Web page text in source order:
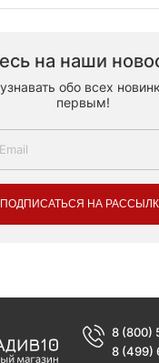
на наши
обо всех
первым!
ПОДПИСАТЬСЯ НА
8 (800)
8 (499)